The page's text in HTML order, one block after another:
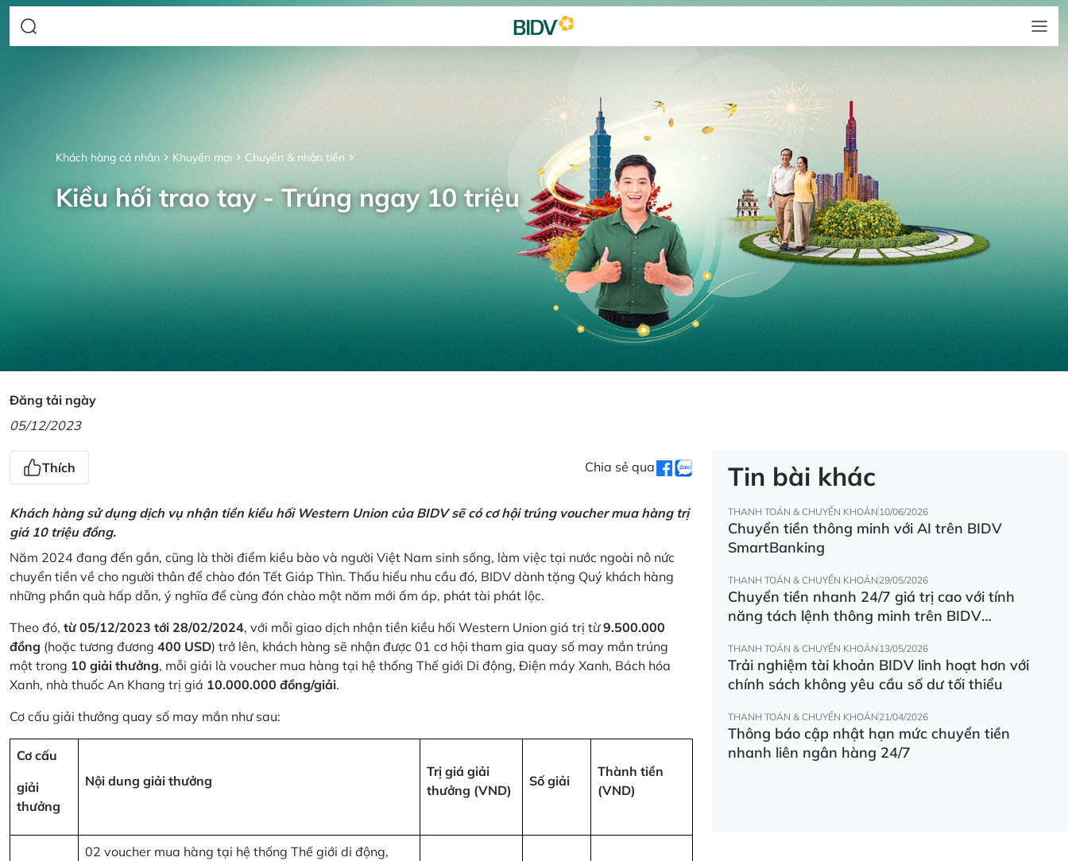
Khách hàng cá nhân Khuyến mại Chuyển & nhận tiền
Kiều hối trao tay - Trúng ngay 10 triệu
Đăng tải ngày
05/12/2023
Thích Chia sẻ qua
Khách hàng sử dụng dịch vụ nhận tiền kiều hối Western Union của BIDV sẽ có cơ hội trúng voucher mua hàng trị
giá 10 triệu đồng.
Năm 2024 đang đến gần, cũng là thời điểm kiều bào và người Việt Nam sinh sống, làm việc tại nước ngoài nô nức
chuyển tiền về cho người thân để chào đón Tết Giáp Thìn. Thấu hiểu nhu cầu đó, BIDV dành tặng Quý khách hàng
những phần quà hấp dẫn, ý nghĩa để cùng đón chào một năm mới ấm áp, phát tài phát lộc.
Theo đó, từ 05/12/2023 tới 28/02/2024, với mỗi giao dịch nhận tiền kiều hối Western Union giá trị từ9.500.000
đồng (hoặc tương đương 400 USD) trở lên, khách hàng sẽ nhận được 01 cơ hội tham gia quay số may mắn trúng
một trong 10 giải thưởng, mỗi giải là voucher mua hàng tại hệ thống Thế giới Di động, Điện máy Xanh, Bách hóa
Xanh, nhà thuốc An Khang trị giá 10.000.000 đồng/giải.
Cơ cấu giải thưởng quay số may mắn như sau:
Cơ cấu
giải
thưởng
Nội dung giải thưởng
Trị giá giải
thưởng (VND)
Số giải
Thành tiền
(VND)
02 voucher mua hàng tại hệ thống Thế giới di động,
Tin bài khác
THANH TOÁN & CHUYỂN KHOẢN 10/06/2026
Chuyển tiền thông minh với AI trên BIDV
SmartBanking
THANH TOÁN & CHUYỂN KHOẢN 29/05/2026
Chuyển tiền nhanh 24/7 giá trị cao với tính
năng tách lệnh thông minh trên BIDV
THANH TOÁN & CHUYỂN KHOẢN 13/05/2026
Trải nghiệm tài khoản BIDV linh hoạt hơn với
chính sách không yêu cầu số dư tối thiểu
THANH TOÁN & CHUYỂN KHOẢN 21/04/2026
Thông báo cập nhật hạn mức chuyển tiền
nhanh liên ngân hàng 24/7